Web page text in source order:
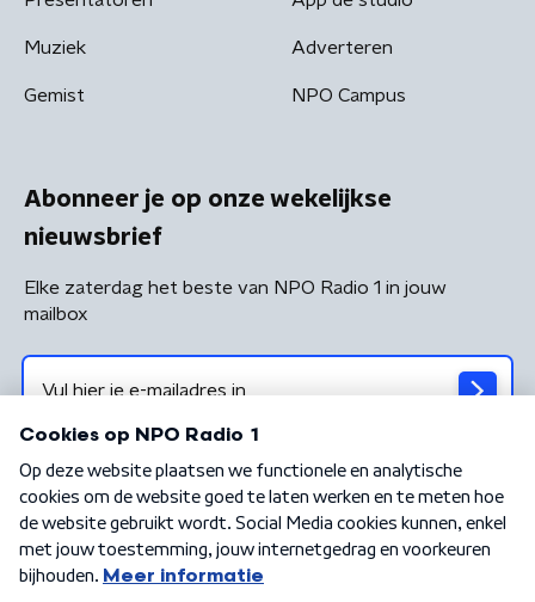
Muziek
Gemist
Adverteren
NPO Campus
Abonneer je op onze wekelijkse
nieuwsbrief
Elke zaterdag het beste van NPO Radio 1 in jouw
mailbox
Algemene voorwaarden